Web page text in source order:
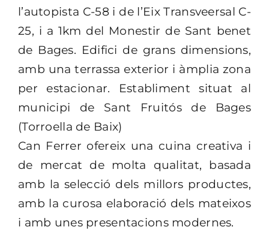
l’autopista C-58 i de l’Eix Transveersal C-
25, i a 1km del Monestir de Sant benet
de Bages. Edifici de grans dimensions,
amb una terrassa exterior i àmplia zona
per estacionar. Establiment situat al
municipi de Sant Fruitós de Bages
(Torroella de Baix)
Can Ferrer ofereix una cuina creativa i
de mercat de molta qualitat, basada
amb la selecció dels millors productes,
amb la curosa elaboració dels mateixos
i amb unes presentacions modernes.